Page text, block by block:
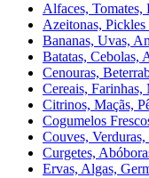
Alfaces, Tomates,
Azeitonas, Pickles
Bananas, Uvas,
Batatas, Cebolas,
Cenouras,
Cereais, Farinhas,
Citrinos, Maçãs,
Cogumelos
Couves,
Curgetes,
Ervas, Algas,